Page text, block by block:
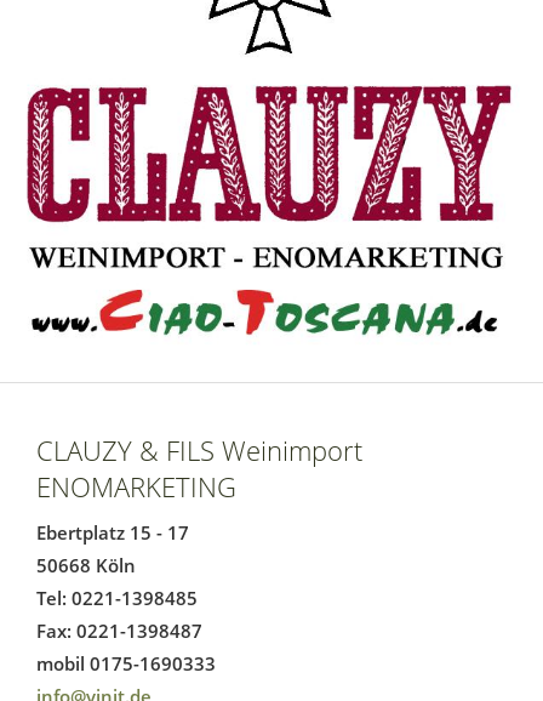
CLAUZY & FILS Weinimport
ENOMARKETING
Ebertplatz 15 - 17
50668 Köln
Tel: 0221-1398485
Fax: 0221-1398487
mobil 0175-1690333